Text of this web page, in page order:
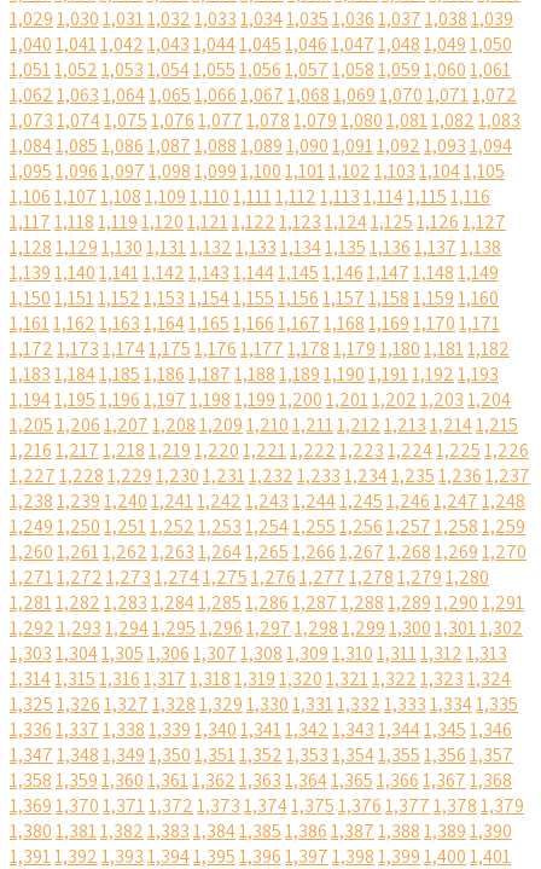
1,0291,0301,0311,0321,0331,0341,0351,0361,0371,0381,039
1,0401,0411,0421,0431,0441,0451,0461,0471,0481,0491,050
1,0511,0521,0531,0541,0551,0561,0571,0581,0591,0601,061
1,0621,0631,0641,0651,0661,0671,0681,0691,0701,0711,072
1,0731,0741,0751,0761,0771,0781,0791,0801,0811,0821,083
1,0841,0851,0861,0871,0881,0891,0901,0911,0921,0931,094
1,0951,0961,0971,0981,0991,1001,1011,1021,1031,1041,105
1,1061,1071,1081,1091,1101,1111,1121,1131,1141,1151,116
1,1171,1181,1191,1201,1211,1221,1231,1241,1251,1261,127
1,1281,1291,1301,1311,1321,1331,1341,1351,1361,1371,138
1,1391,1401,1411,1421,1431,1441,1451,1461,1471,1481,149
1,1501,1511,1521,1531,1541,1551,1561,1571,1581,1591,160
1,1611,1621,1631,1641,1651,1661,1671,1681,1691,1701,171
1,1721,1731,1741,1751,1761,1771,1781,1791,1801,1811,182
1,1831,1841,1851,1861,1871,1881,1891,1901,1911,1921,193
1,1941,1951,1961,1971,1981,1991,2001,2011,2021,2031,204
1,2051,2061,2071,2081,2091,2101,2111,2121,2131,2141,215
1,2161,2171,2181,2191,2201,2211,2221,2231,2241,2251,226
1,2271,2281,2291,2301,2311,2321,2331,2341,2351,2361,237
1,2381,2391,2401,2411,2421,2431,2441,2451,2461,2471,248
1,2491,2501,2511,2521,2531,2541,2551,2561,2571,2581,259
1,2601,2611,2621,2631,2641,2651,2661,2671,2681,2691,270
1,2711,2721,2731,2741,2751,2761,2771,2781,2791,280
1,2811,2821,2831,2841,2851,2861,2871,2881,2891,2901,291
1,2921,2931,2941,2951,2961,2971,2981,2991,3001,3011,302
1,3031,3041,3051,3061,3071,3081,3091,3101,3111,3121,313
1,3141,3151,3161,3171,3181,3191,3201,3211,3221,3231,324
1,3251,3261,3271,3281,3291,3301,3311,3321,3331,3341,335
1,3361,3371,3381,3391,3401,3411,3421,3431,3441,3451,346
1,3471,3481,3491,3501,3511,3521,3531,3541,3551,3561,357
1,3581,3591,3601,3611,3621,3631,3641,3651,3661,3671,368
1,3691,3701,3711,3721,3731,3741,3751,3761,3771,3781,379
1,3801,3811,3821,3831,3841,3851,3861,3871,3881,3891,390
1,3911,3921,3931,3941,3951,3961,3971,3981,3991,4001,401